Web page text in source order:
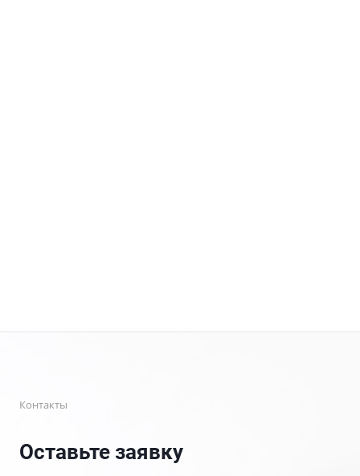
Контакты
Оставьте заявку